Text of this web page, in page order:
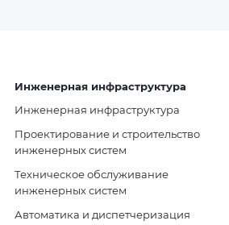
Инженерная инфраструктура
Инженерная инфраструктура
Проектирование и строительство
инженерных систем
Техническое обслуживание
инженерных систем
Автоматика и диспетчеризация